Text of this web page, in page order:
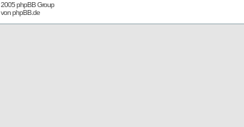
phpBB Group
phpBB.de